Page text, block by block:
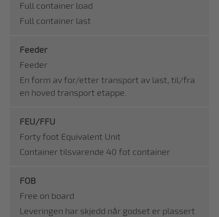
Full container load
Full container last
Feeder
Feeder
En form av for/etter transport av last, til/fra
en hoved transport etappe.
FEU/FFU
Forty foot Equivalent Unit
Container tilsvarende 40 fot container
FOB
Free on board
Leveringen har skjedd når godset er plassert